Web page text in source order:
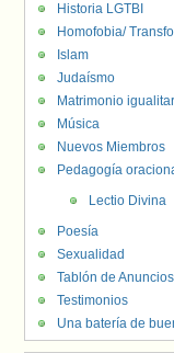
Historia LGTBI
Homofobia/
Islam
Judaísmo
Matrimonio
Música
Nuevos Miembros
Pedagogía
Lectio Divina
Poesía
Sexualidad
Tablón de Anuncios
Testimonios
Una batería de